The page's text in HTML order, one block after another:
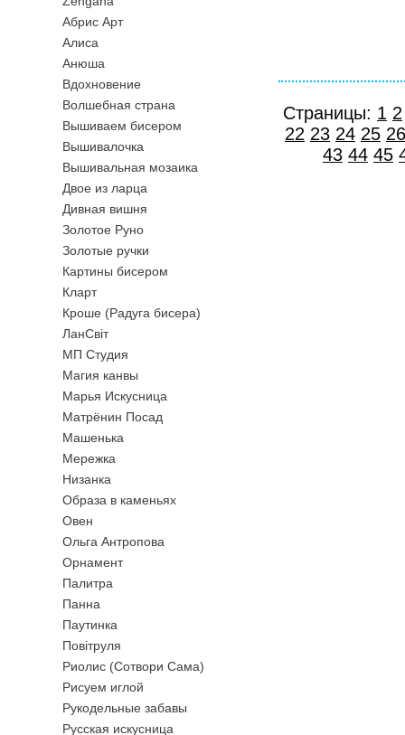
Абрис Арт
Алиса
Анюша
Вдохновение
Волшебная страна
Вышиваем бисером
Вышивалочка
Вышивальная мозаика
Двое из ларца
Дивная вишня
Золотое Руно
Золотые ручки
Картины бисером
Кларт
Кроше (Радуга бисера)
ЛанСвiт
МП Студия
Магия канвы
Марья Искусница
Матрёнин Посад
Машенька
Мережка
Низанка
Образа в каменьях
Овен
Ольга Антропова
Орнамент
Палитра
Панна
Паутинка
Повiтруля
Риолис (Сотвори Сама)
Рисуем иглой
Рукодельные забавы
Русская искусница
Страницы: 1 2
22 23 24 25 26
43 44 45